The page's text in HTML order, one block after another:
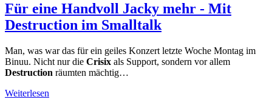
Für eine Handvoll Jacky mehr - Mit
Destruction im Smalltalk
Man, was war das für ein geiles Konzert letzte Woche Montag im
Binuu. Nicht nur die Crisix als Support, sondern vor allem
Destruction räumten mächtig…
Weiterlesen